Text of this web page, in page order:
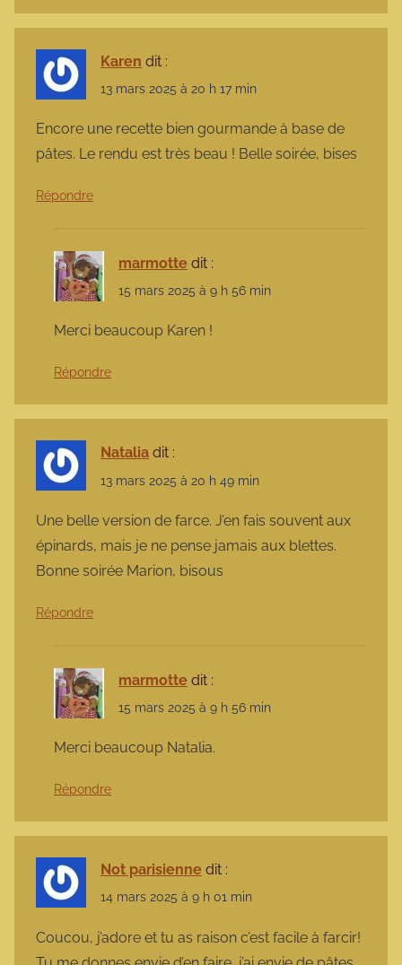
Karen dit :
13 mars 2025 à 20 h 17 min
Encore une recette bien gourmande à base de
pâtes. Le rendu est très beau ! Belle soirée, bises
Répondre
marmotte dit :
15 mars 2025 à 9 h 56 min
Merci beaucoup Karen !
Répondre
Natalia dit :
13 mars 2025 à 20 h 49 min
Une belle version de farce. J’en fais souvent aux
épinards, mais je ne pense jamais aux blettes.
Bonne soirée Marion, bisous
Répondre
marmotte dit :
15 mars 2025 à 9 h 56 min
Merci beaucoup Natalia.
Répondre
Not parisienne dit :
14 mars 2025 à 9 h 01 min
Coucou, j’adore et tu as raison c’est facile à farcir!